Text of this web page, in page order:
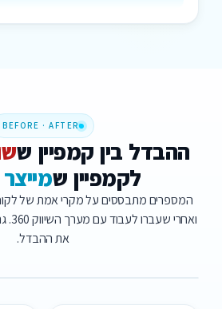
BEFORE · AFTER
ההבדל בין קמפיין שש
לקמפיין שמייצר
המספרים מתבססים על מקרי אמת של
את ההבדל.
לפני